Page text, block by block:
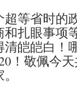
等省时的
扎眼事项
皑皑白！
！敬佩今